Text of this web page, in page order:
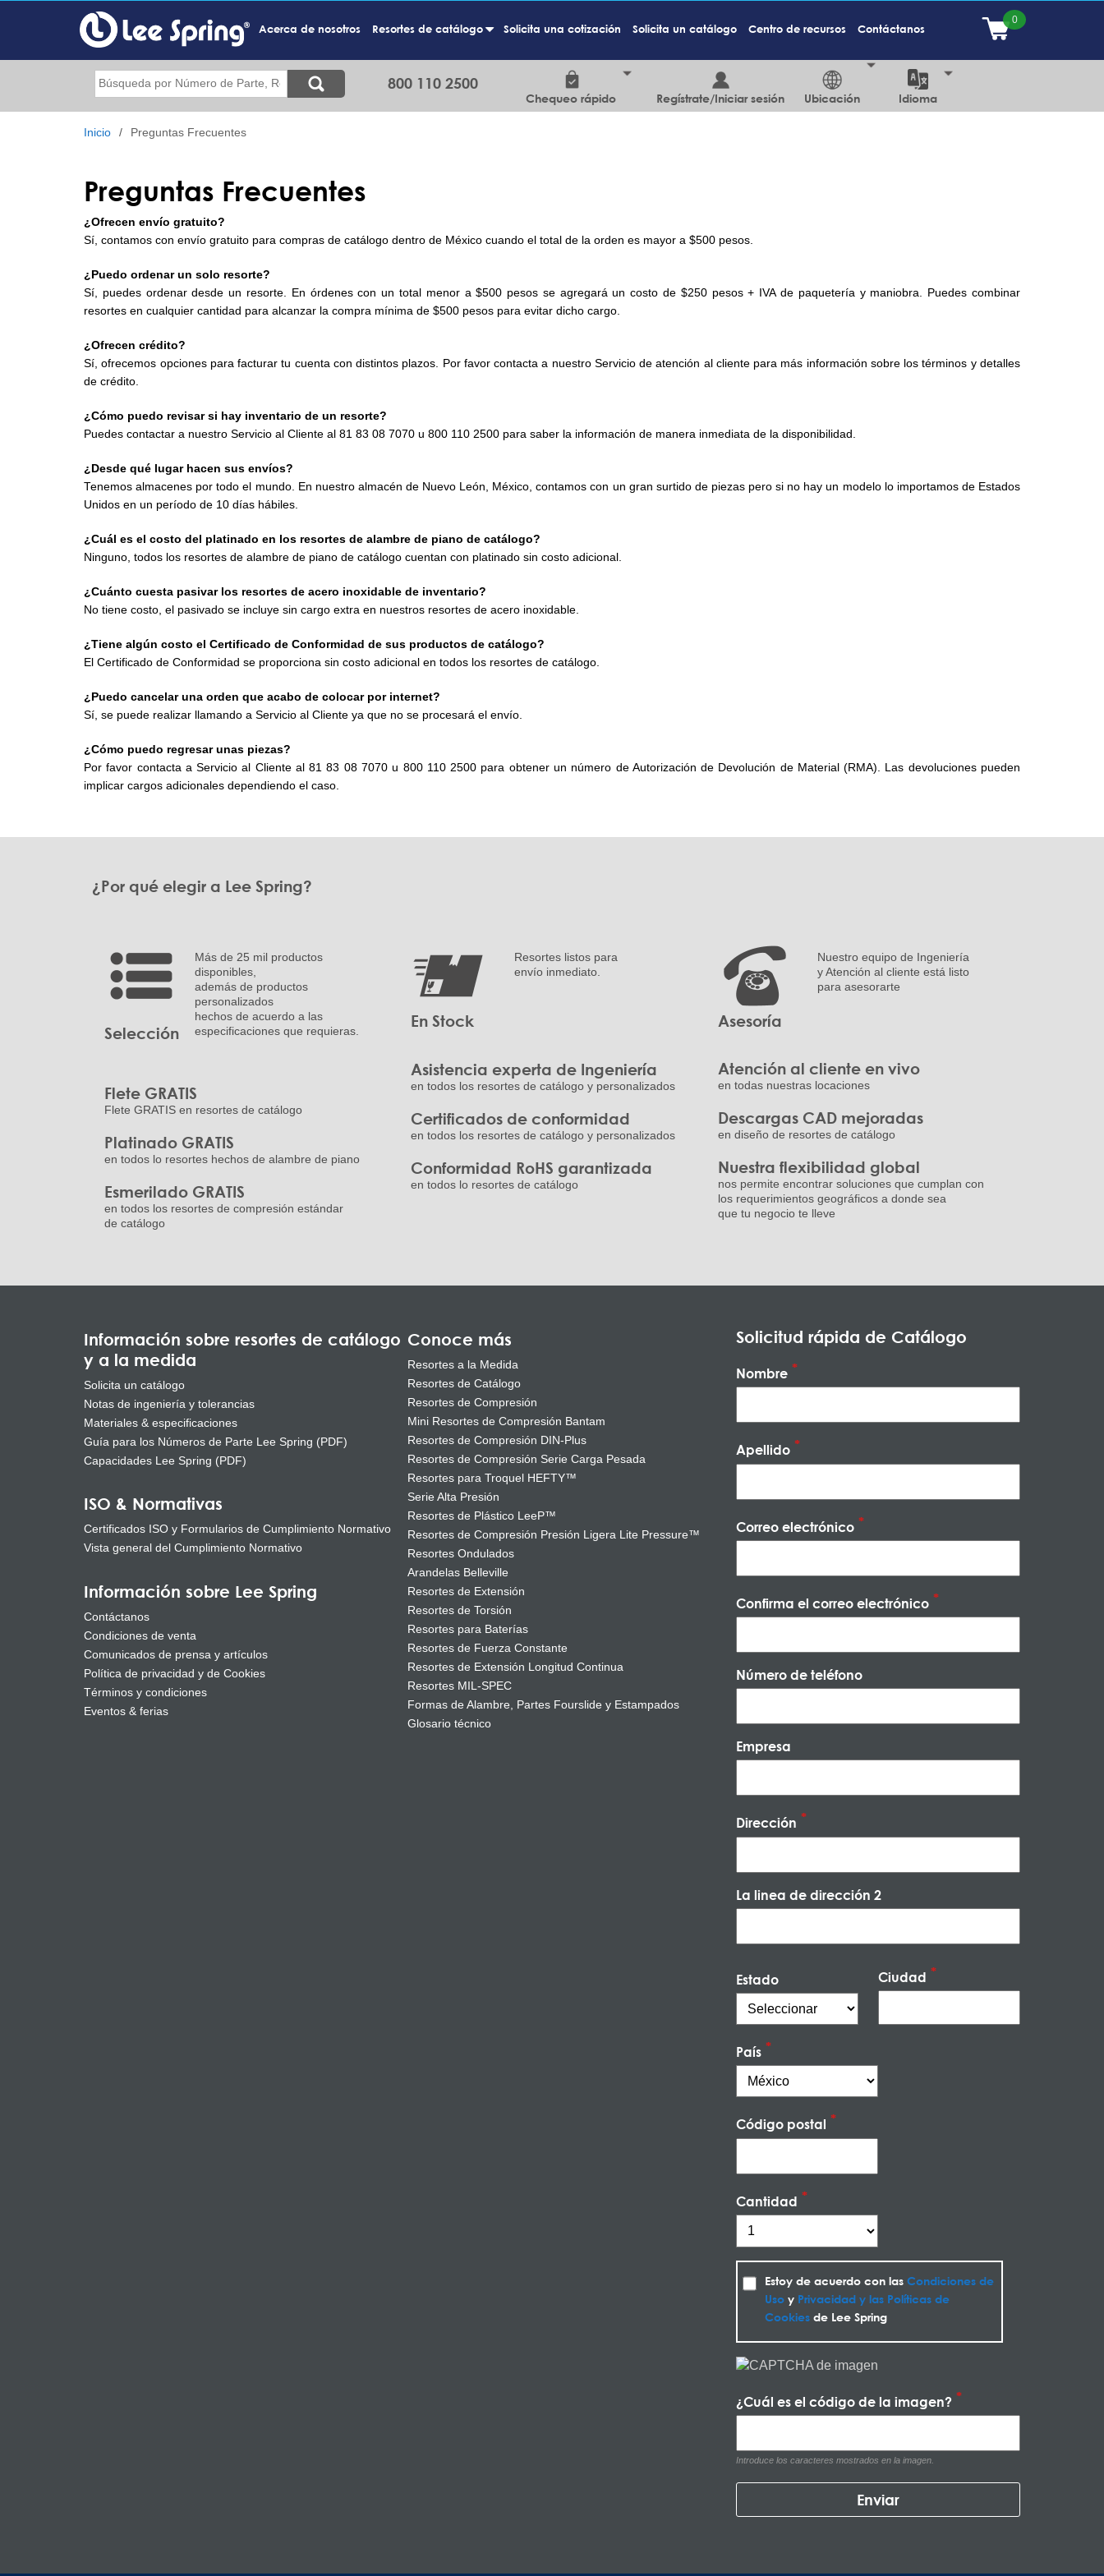
principal
Acerca de nosotros Resortes de catálogo Solicita una cotización Solicita un catálogo Centro de recursos Contáctanos
Buscar 800 110 2500
Chequeo rápido Regístrate/Iniciar sesión Ubicación Idioma
Inicio Preguntas Frecuentes
Preguntas Frecuentes
¿Ofrecen envío gratuito?
Sí, contamos con envío gratuito para compras de catálogo dentro de México cuando el total de la orden es mayor a $500 pesos.
¿Puedo ordenar un solo resorte?
Sí, puedes ordenar desde un resorte. En órdenes con un total menor a $500 pesos se agregará un costo de $250 pesos + IVA de paquetería y maniobra. Puedes combinar
resortes en cualquier cantidad para alcanzar la compra mínima de $500 pesos para evitar dicho cargo.
¿Ofrecen crédito?
Sí, ofrecemos opciones para facturar tu cuenta con distintos plazos. Por favor contacta a nuestro Servicio de atención al cliente para más información sobre los términos y detalles
de crédito.
¿Cómo puedo revisar si hay inventario de un resorte?
Puedes contactar a nuestro Servicio al Cliente al 81 83 08 7070 u 800 110 2500 para saber la información de manera inmediata de la disponibilidad.
¿Desde qué lugar hacen sus envíos?
Tenemos almacenes por todo el mundo. En nuestro almacén de Nuevo León, México, contamos con un gran surtido de piezas pero si no hay un modelo lo importamos de Estados
Unidos en un período de 10 días hábiles.
¿Cuál es el costo del platinado en los resortes de alambre de piano de catálogo?
Ninguno, todos los resortes de alambre de piano de catálogo cuentan con platinado sin costo adicional.
¿Cuánto cuesta pasivar los resortes de acero inoxidable de inventario?
No tiene costo, el pasivado se incluye sin cargo extra en nuestros resortes de acero inoxidable.
¿Tiene algún costo el Certificado de Conformidad de sus productos de catálogo?
El Certificado de Conformidad se proporciona sin costo adicional en todos los resortes de catálogo.
¿Puedo cancelar una orden que acabo de colocar por internet?
Sí, se puede realizar llamando a Servicio al Cliente ya que no se procesará el envío.
¿Cómo puedo regresar unas piezas?
Por favor contacta a Servicio al Cliente al 81 83 08 7070 u 800 110 2500 para obtener un número de Autorización de Devolución de Material (RMA). Las devoluciones pueden
implicar cargos adicionales dependiendo el caso.
¿Por qué elegir a Lee Spring?
Selección
Más de 25 mil productos
disponibles,
además de productos
personalizados
hechos de acuerdo a las
especificaciones que requieras.
Flete GRATIS
Flete GRATIS en resortes de catálogo
Platinado GRATIS
en todos lo resortes hechos de alambre de piano
Esmerilado GRATIS
en todos los resortes de compresión estándar
de catálogo
En Stock
Resortes listos para
envío inmediato.
Asistencia experta de Ingeniería
en todos los resortes de catálogo y personalizados
Certificados de conformidad
en todos los resortes de catálogo y personalizados
Conformidad RoHS garantizada
en todos lo resortes de catálogo
Asesoría
Nuestro equipo de Ingeniería
y Atención al cliente está listo
para asesorarte
Atención al cliente en vivo
en todas nuestras locaciones
Descargas CAD mejoradas
en diseño de resortes de catálogo
Nuestra flexibilidad global
nos permite encontrar soluciones que cumplan con
los requerimientos geográficos a donde sea
que tu negocio te lleve
Información sobre resortes de catálogo
y a la medida
Solicita un catálogo
Notas de ingeniería y tolerancias
Materiales & especificaciones
Guía para los Números de Parte Lee Spring (PDF)
Capacidades Lee Spring (PDF)
Conoce más
Resortes a la Medida
Resortes de Catálogo
Resortes de Compresión
Mini Resortes de Compresión Bantam
Resortes de Compresión DIN-Plus
Resortes de Compresión Serie Carga Pesada
Resortes para Troquel HEFTY™
Serie Alta Presión
Resortes de Plástico LeeP™
Resortes de Compresión Presión Ligera Lite Pressure™
Resortes Ondulados
Arandelas Belleville
Resortes de Extensión
Resortes de Torsión
Resortes para Baterías
Resortes de Fuerza Constante
Resortes de Extensión Longitud Continua
Resortes MIL-SPEC
Formas de Alambre, Partes Fourslide y Estampados
Glosario técnico
ISO & Normativas
Certificados ISO y Formularios de Cumplimiento Normativo
Vista general del Cumplimiento Normativo
Información sobre Lee Spring
Contáctanos
Condiciones de venta
Comunicados de prensa y artículos
Política de privacidad y de Cookies
Términos y condiciones
Eventos & ferias
Solicitud rápida de Catálogo
Nombre
Apellido
Correo electrónico
Confirma el correo electrónico
Número de teléfono
Empresa
Dirección
La linea de dirección 2
Estado Ciudad
País
Código postal
Cantidad
Estoy de acuerdo con lasCondiciones de
Uso y Privacidad y las Políticas de
Cookies de Lee Spring
¿Cuál es el código de la imagen?
Introduce los caracteres mostrados en la imagen.